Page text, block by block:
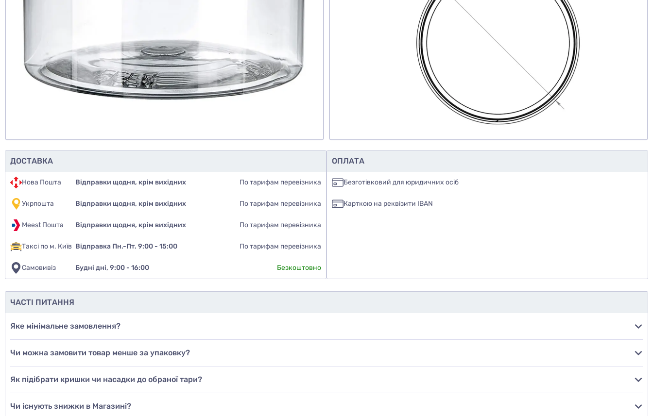
ДОСТАВКА
Нова Пошта Відправки щодня, крім вихідних По тарифам перевізника
Укрпошта Відправки щодня, крім вихідних По тарифам перевізника
Meest Пошта Відправки щодня, крім вихідних По тарифам перевізника
Таксі по м. Київ Відправка Пн.-Пт. 9:00 - 15:00 По тарифам перевізника
Самовивіз Будні дні, 9:00 - 16:00 Безкоштовно
ОПЛАТА
Безготівковий для юридичних осіб
Карткою на реквізити IBAN
ЧАСТІ ПИТАННЯ
Яке мінімальне замовлення?
Чи можна замовити товар менше за упаковку?
Як підібрати кришки чи насадки до обраної тари?
Чи існують знижки в Магазині?